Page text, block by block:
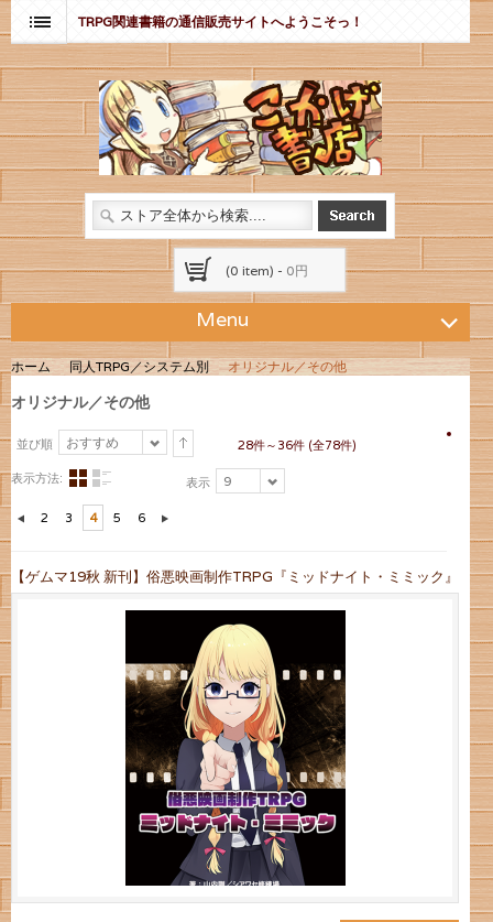
TRPG関連書籍の通信販売サイトへようこそっ！
(0 item) - 0円
Menu
ホーム 同人TRPG／システム別 オリジナル／その他
オリジナル／その他
並び順 おすすめ 28件～36件 (全78件)
表示方法: 表示 9
2 3 4 5 6
【ゲムマ19秋 新刊】俗悪映画制作TRPG『ミッドナイト・ミミック』